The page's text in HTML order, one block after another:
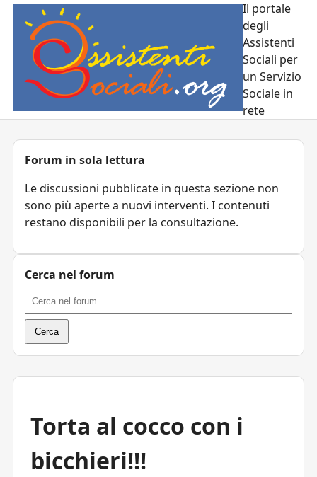
Il portale
degli
Assistenti
Sociali per
un Servizio
Sociale in
rete
Torta al cocco con i
bicchieri!!!
Forum in sola lettura
Le discussioni pubblicate in questa sezione non
sono più aperte a nuovi interventi. I contenuti
restano disponibili per la consultazione.
Cerca nel forum
Cerca